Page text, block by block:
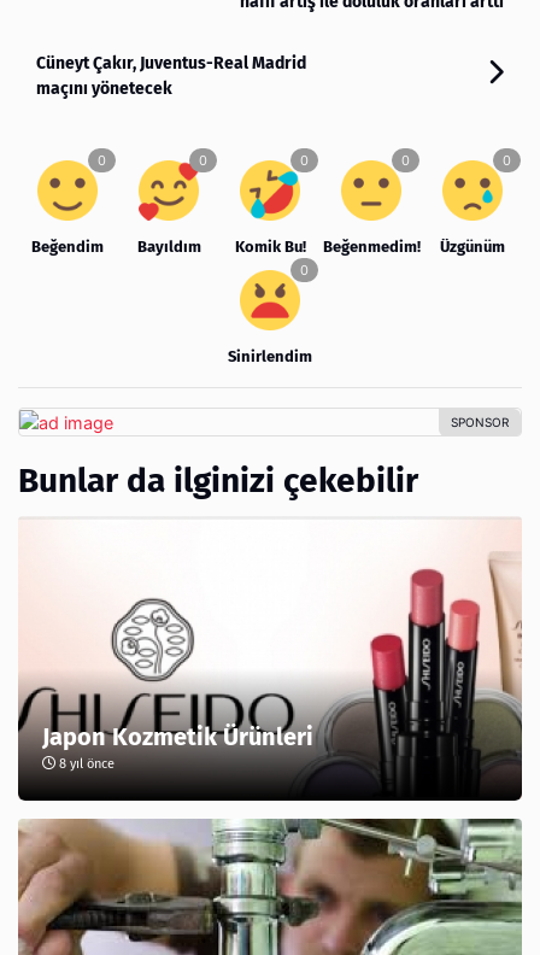
Cüneyt Çakır, Juventus-Real Madrid
maçını yönetecek
Beğendim Bayıldım Komik Bu! Beğenmedim! Üzgünüm
Sinirlendim
Bunlar da ilginizi çekebilir
Japon Kozmetik Ürünleri
8 yıl önce